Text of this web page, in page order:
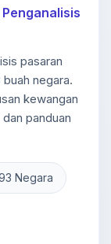
pasaran
negara.
kewangan
panduan
Negara